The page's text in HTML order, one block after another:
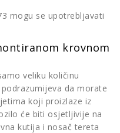
mogu se upotrebljavati
krovnom
veliku količinu
da morate
koji proizlaze iz
će biti osjetljivije na
kutija i nosač tereta